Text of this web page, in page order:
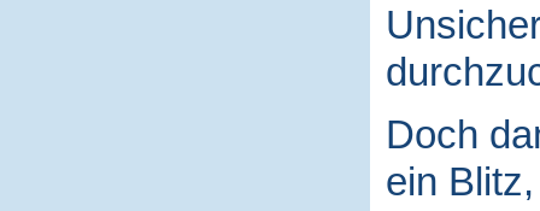
Doch
ein Blitz,